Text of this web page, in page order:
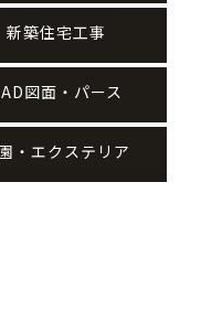
新築住宅工事
図面・パース
・エクステリア